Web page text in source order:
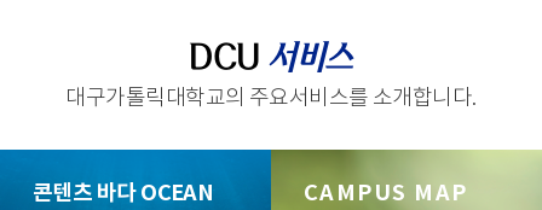
DCU 서비스
대구가톨릭대학교의 주요서비스를 소개합니다.
콘텐츠 바다 OCEAN CAMPUS MAP